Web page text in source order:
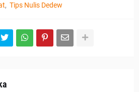
Tips Nulis Dedew